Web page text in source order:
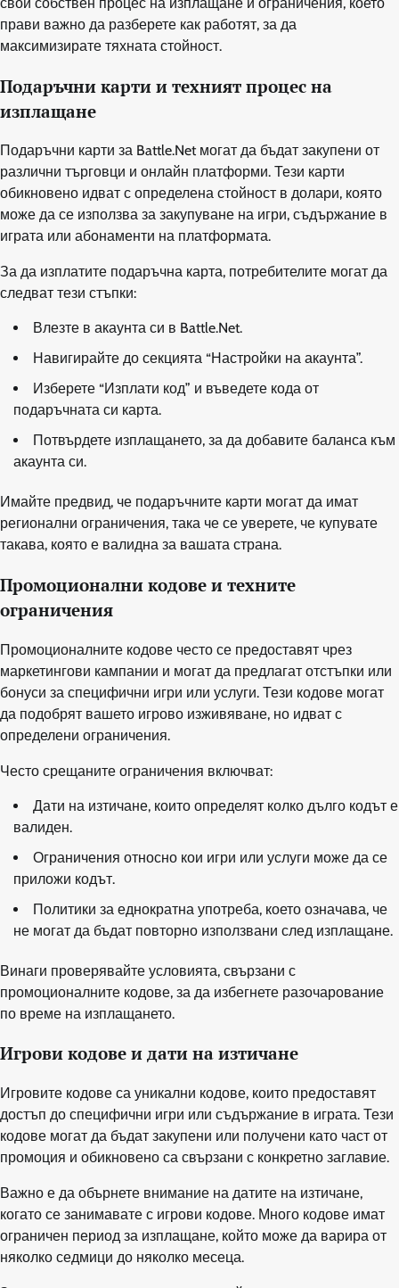
прави важно да разберете как работят, за да
максимизирате тяхната стойност.
Подаръчни карти и техният процес на
изплащане
Подаръчни карти за Battle.Net могат да бъдат закупени от
различни търговци и онлайн платформи. Тези карти
обикновено идват с определена стойност в долари, която
може да се използва за закупуване на игри, съдържание в
играта или абонаменти на платформата.
За да изплатите подаръчна карта, потребителите могат да
следват тези стъпки:
Влезте в акаунта си в Battle.Net.
Навигирайте до секцията “Настройки на акаунта”.
Изберете “Изплати код” и въведете кода от
подаръчната си карта.
Потвърдете изплащането, за да добавите баланса към
акаунта си.
Имайте предвид, че подаръчните карти могат да имат
регионални ограничения, така че се уверете, че купувате
такава, която е валидна за вашата страна.
Промоционални кодове и техните
ограничения
Промоционалните кодове често се предоставят чрез
маркетингови кампании и могат да предлагат отстъпки или
бонуси за специфични игри или услуги. Тези кодове могат
да подобрят вашето игрово изживяване, но идват с
определени ограничения.
Често срещаните ограничения включват:
Дати на изтичане, които определят колко дълго кодът е
валиден.
Ограничения относно кои игри или услуги може да се
приложи кодът.
Политики за еднократна употреба, което означава, че
не могат да бъдат повторно използвани след изплащане.
Винаги проверявайте условията, свързани с
промоционалните кодове, за да избегнете разочарование
по време на изплащането.
Игрови кодове и дати на изтичане
Игровите кодове са уникални кодове, които предоставят
достъп до специфични игри или съдържание в играта. Тези
кодове могат да бъдат закупени или получени като част от
промоция и обикновено са свързани с конкретно заглавие.
Важно е да обърнете внимание на датите на изтичане,
когато се занимавате с игрови кодове. Много кодове имат
ограничен период за изплащане, който може да варира от
няколко седмици до няколко месеца.